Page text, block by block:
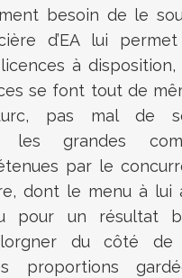
besoin de le
d’EA lui
licences à
se font tout de
pas mal de
les grandes
par le
dont le menu à lui
pour un résultat
du côté de
proportions